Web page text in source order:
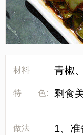
材料 青椒
特 色:
剩食
做法
1、准